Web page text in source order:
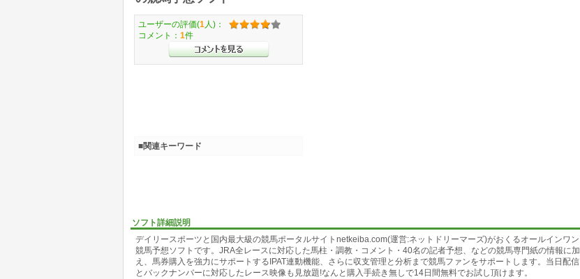
ソフト詳細説明
デイリースポーツと国内最大級の競馬ポータルサイトnetkeiba.com(運営:ネットドリーマーズ)がおくるオールインワン
競馬予想ソフトです。JRA全レースに対応した馬柱・調教・コメント・40名の記者予想、などの競馬専門紙の情報に加
え、馬券購入を強力にサポートするIPAT連動機能、さらに収支管理と分析まで競馬ファンをサポートします。当日配信
とバックナンバーに対応したレース映像も見放題!なんと購入手続き無しで14日間無料でお試し頂けます。
ユーザーの評価(1 人)：
コメント： 1件
■関連キーワード